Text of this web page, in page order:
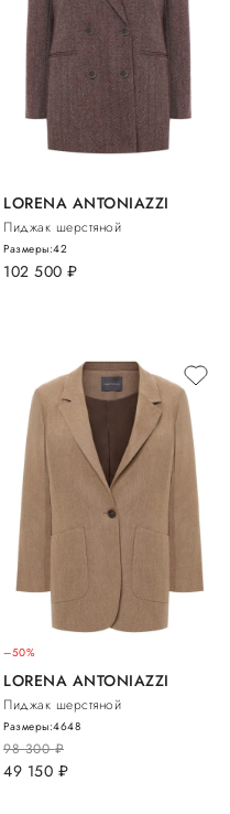
LORENA ANTONIAZZI
Пиджак шерстяной
102 500 руб.
Размеры:42
–50%
LORENA ANTONIAZZI
Пиджак шерстяной
98 300руб.
49 150 руб.
Размеры:4648